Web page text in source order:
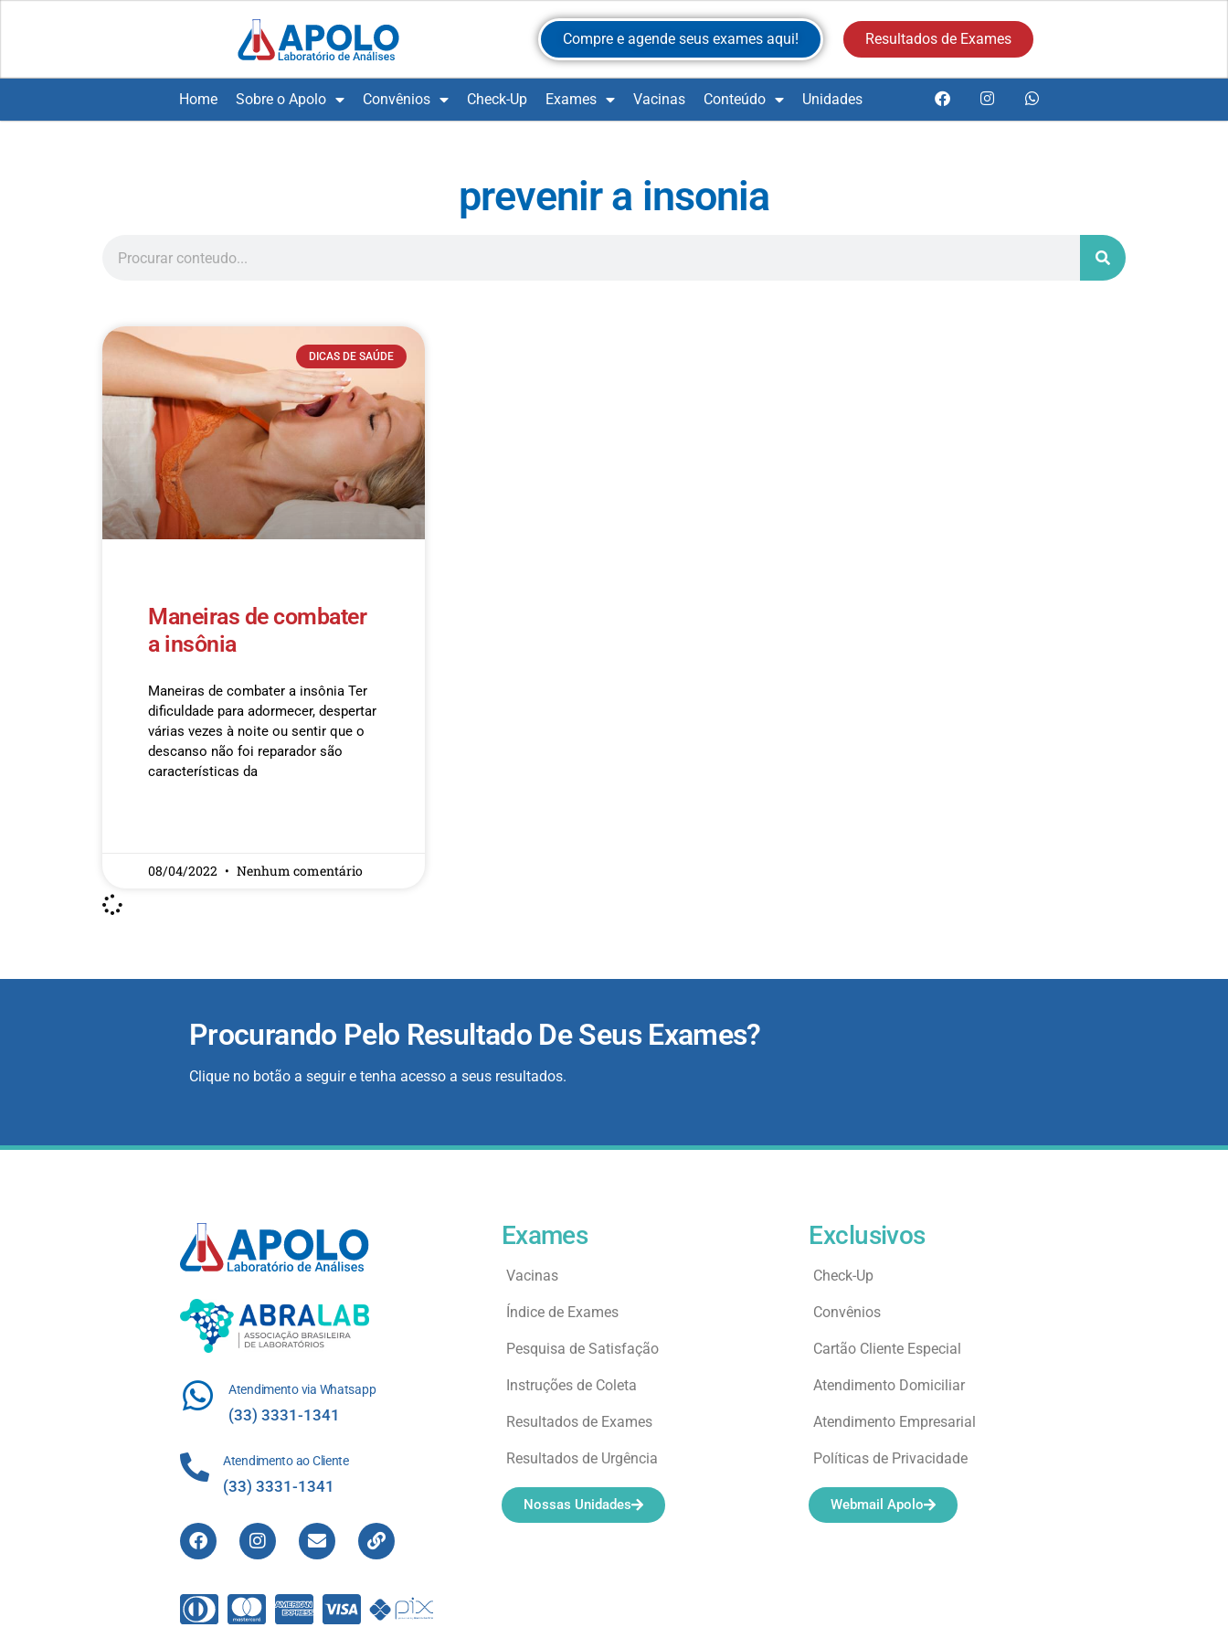
Compre e agende seus exames aqui! Resultados de Exames
Home Sobre o Apolo Convênios Check-Up Exames Vacinas Conteúdo Unidades
prevenir a insonia
DICAS DE SAÚDE
Maneiras de combater
a insônia
Maneiras de combater a insônia Ter
dificuldade para adormecer, despertar
várias vezes à noite ou sentir que o
descanso não foi reparador são
características da
08/04/2022 Nenhum comentário
Procurando Pelo Resultado De Seus Exames?
Clique no botão a seguir e tenha acesso a seus resultados.
Atendimento via Whatsapp
(33) 3331-1341
Atendimento ao Cliente
(33) 3331-1341
Exames
Vacinas
Índice de Exames
Pesquisa de Satisfação
Instruções de Coleta
Resultados de Exames
Resultados de Urgência
Nossas Unidades
Exclusivos
Check-Up
Convênios
Cartão Cliente Especial
Atendimento Domiciliar
Atendimento Empresarial
Políticas de Privacidade
Webmail Apolo